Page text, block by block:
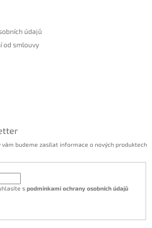
údajů
od smlouvy
budeme zasílat informace o nových produktech
s podmínkami ochrany osobních údajů